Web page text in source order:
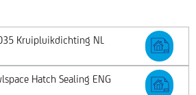
Kruipluikdichting NL
Hatch Sealing ENG